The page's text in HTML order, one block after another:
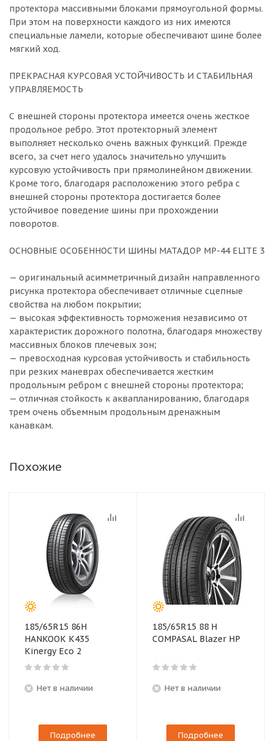
протектора массивными блоками прямоугольной формы.
При этом на поверхности каждого из них имеются
специальные ламели, которые обеспечивают шине более
мягкий ход.
ПРЕКРАСНАЯ КУРСОВАЯ УСТОЙЧИВОСТЬ И СТАБИЛЬНАЯ
УПРАВЛЯЕМОСТЬ
С внешней стороны протектора имеется очень жесткое
продольное ребро. Этот протекторный элемент
выполняет несколько очень важных функций. Прежде
всего, за счет него удалось значительно улучшить
курсовую устойчивость при прямолинейном движении.
Кроме того, благодаря расположению этого ребра с
внешней стороны протектора достигается более
устойчивое поведение шины при прохождении
поворотов.
ОСНОВНЫЕ ОСОБЕННОСТИ ШИНЫ МАТАДОР MP-44 ELITE 3
— оригинальный асимметричный дизайн направленного
рисунка протектора обеспечивает отличные сцепные
свойства на любом покрытии;
— высокая эффективность торможения независимо от
характеристик дорожного полотна, благодаря множеству
массивных блоков плечевых зон;
— превосходная курсовая устойчивость и стабильность
при резких маневрах обеспечивается жестким
продольным ребром с внешней стороны протектора;
— отличная стойкость к аквапланированию, благодаря
трем очень объемным продольным дренажным
канавкам.
Похожие
185/65R15 86H
HANKOOK K435
Kinergy Eco 2
Нет в наличии
Подробнее
185/65R15 88 H
COMPASAL Blazer HP
Нет в наличии
Подробнее